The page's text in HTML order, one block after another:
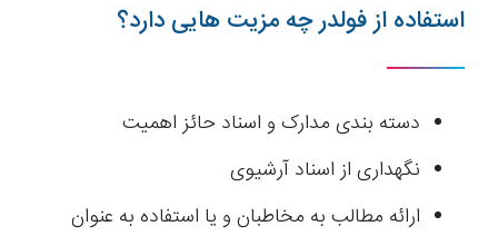
استفاده از فولدر چه مزیت هایی دارد؟
دسته بندی مدارک و اسناد حائز اهمیت
نگهداری از اسناد آرشیوی
ارائه مطالب به مخاطبان و یا استفاده به عنوان